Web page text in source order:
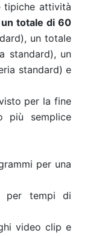
tipiche attività
un totale di 60
un totale
standard), un
standard) e
per la fine
più semplice
per una
per tempi di
video clip e